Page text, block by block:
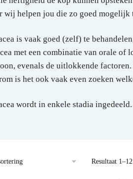
wij helpen jou die zo goed mogelijk
is vaak goed (zelf) te
met een combinatie van orale of
evenals de uitlokkende
is het ook vaak even zoeken
wordt in enkele stadia
Resultaat